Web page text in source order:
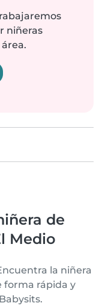
niñeras
de
Medio
la niñera
forma rápida y